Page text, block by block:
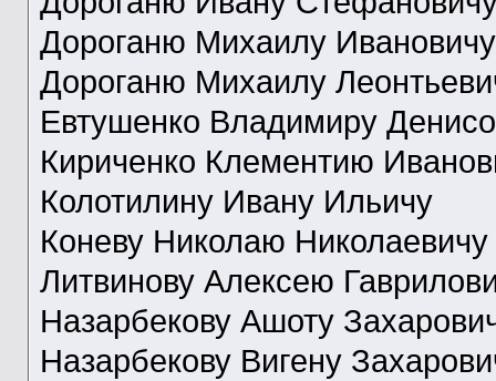
Дороганю Михаилу Ивановичу
Дороганю Михаилу
Евтушенко Владимиру
Кириченко Клементию
Колотилину Ивану Ильичу
Коневу Николаю Николаевичу
Литвинову Алексею
Назарбекову Ашоту
Назарбекову Вигену